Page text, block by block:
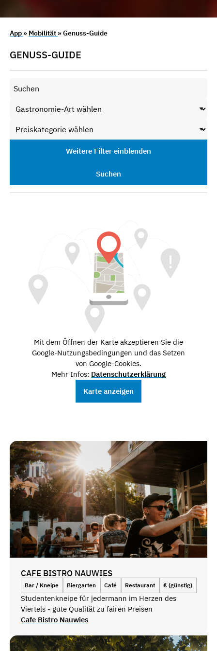
App » Mobilität » Genuss-Guide
GENUSS-GUIDE
Weitere Filter einblenden
Suchen
Mit dem Öffnen der Karte akzeptieren Sie die
Google-Nutzungsbedingungen und das Setzen
von Google-Cookies.
Mehr Infos: Datenschutzerklärung
Karte anzeigen
CAFE BISTRO NAUWIES
Bar / Kneipe Biergarten Café Restaurant € (günstig)
Studentenkneipe für jedermann im Herzen des
Viertels - gute Qualität zu fairen Preisen
Cafe Bistro Nauwies